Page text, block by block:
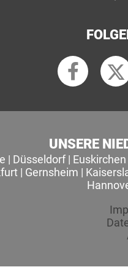
UNSERE
| Düsseldorf| Euskirchen
| Gernsheim |